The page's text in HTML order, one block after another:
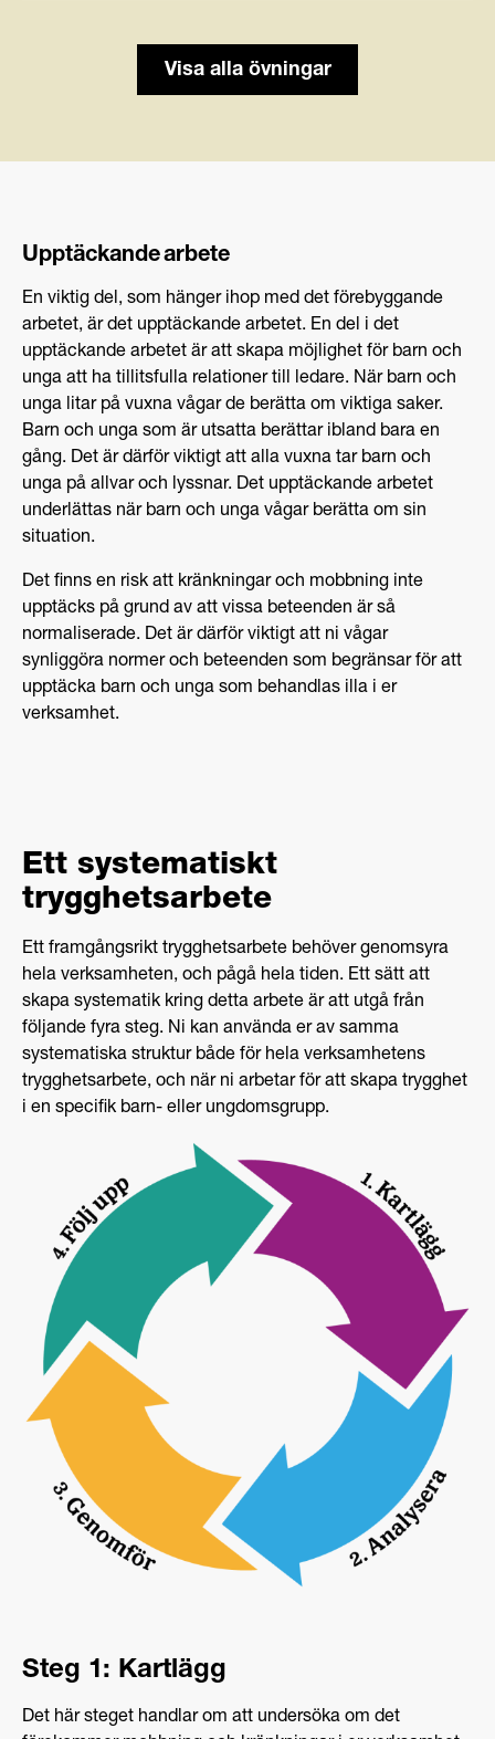
Visa alla övningar
Upptäckande arbete
En viktig del, som hänger ihop med det förebyggande
arbetet, är det upptäckande arbetet. En del i det
upptäckande arbetet är att skapa möjlighet för barn och
unga att ha tillitsfulla relationer till ledare. När barn och
unga litar på vuxna vågar de berätta om viktiga saker.
Barn och unga som är utsatta berättar ibland bara en
gång. Det är därför viktigt att alla vuxna tar barn och
unga på allvar och lyssnar. Det upptäckande arbetet
underlättas när barn och unga vågar berätta om sin
situation.
Det finns en risk att kränkningar och mobbning inte
upptäcks på grund av att vissa beteenden är så
normaliserade. Det är därför viktigt att ni vågar
synliggöra normer och beteenden som begränsar för att
upptäcka barn och unga som behandlas illa i er
verksamhet.
Ett systematiskt
trygghetsarbete
Ett framgångsrikt trygghetsarbete behöver genomsyra
hela verksamheten, och pågå hela tiden. Ett sätt att
skapa systematik kring detta arbete är att utgå från
följande fyra steg. Ni kan använda er av samma
systematiska struktur både för hela verksamhetens
trygghetsarbete, och när ni arbetar för att skapa trygghet
i en specifik barn- eller ungdomsgrupp.
Steg 1: Kartlägg
Det här steget handlar om att undersöka om det